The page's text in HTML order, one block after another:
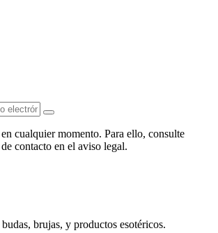
cualquier momento. Para ello, consulte
contacto en el aviso legal.
brujas, y productos esotéricos.